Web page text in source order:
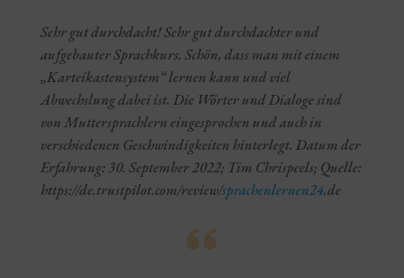
Sehr gut durchdacht! Sehr gut durchdachter und
aufgebauter Sprachkurs. Schön, dass man mit einem
„Karteikastensystem“ lernen kann und viel
Abwechslung dabei ist. Die Wörter und Dialoge sind
von Muttersprachlern eingesprochen und auch in
verschiedenen Geschwindigkeiten hinterlegt. Datum der
Erfahrung: 30. September 2022; Tim Chrispeels; Quelle:
https://de.trustpilot.com/review/sprachenlernen24.de